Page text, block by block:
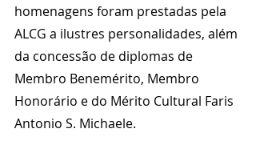
homenagens foram prestadas pela
ALCG a ilustres personalidades, além
da concessão de diplomas de
Membro Benemérito, Membro
Honorário e do Mérito Cultural Faris
Antonio S. Michaele.